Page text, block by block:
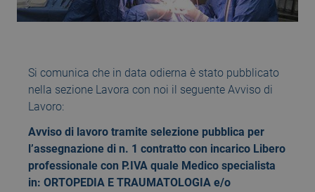
Si comunica che in data odierna è stato pubblicato
nella sezione Lavora con noi il seguente Avviso di
Lavoro:
Avviso di lavoro tramite selezione pubblica per
l’assegnazione di n. 1 contratto con incarico Libero
professionale con P.IVA quale Medico specialista
in: ORTOPEDIA E TRAUMATOLOGIA e/o